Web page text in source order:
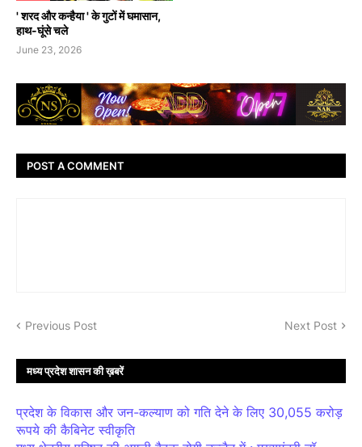
' शरद और कन्हैया ' के गुटों में घमासान,
हाथ-घूंसे चले
June 23, 2026
POST A COMMENT
Previous Post Next Post
मध्य प्रदेश शासन की ख़बरें
प्रदेश के विकास और जन-कल्याण को गति देने के लिए 30,055 करोड़
रूपये की कैबिनेट स्वीकृति